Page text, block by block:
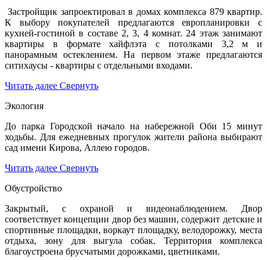
Застройщик запроектировал в домах комплекса 879 квартир.
К выбору покупателей предлагаются европланировки с
кухней-гостиной в составе 2, 3, 4 комнат. 24 этаж занимают
квартиры в формате хайфлэта с потолками 3,2 м и
панорамным остеклением. На первом этаже предлагаются
ситихаусы - квартиры с отдельными входами.
Читать далее Свернуть
Экология
До парка Городской начало на набережной Оби 15 минут
ходьбы. Для ежедневных прогулок жители района выбирают
сад имени Кирова, Аллею городов.
Читать далее Свернуть
Обустройство
Закрытый, с охраной и видеонаблюдением. Двор
соответствует концепции двор без машин, содержит детские и
спортивные площадки, воркаут площадку, велодорожку, места
отдыха, зону для выгула собак. Территория комплекса
благоустроена брусчатыми дорожками, цветниками.